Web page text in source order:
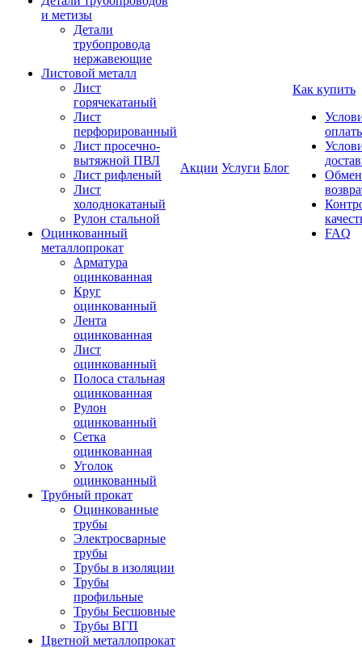
и метизы
Детали
трубопровода
нержавеющие
Листовой металл
Лист
горячекатаный
Лист
перфорированный
Лист просечно-
вытяжной ПВЛ
Лист рифленый
Лист
холоднокатаный
Рулон стальной
Оцинкованный
металлопрокат
Арматура
оцинкованная
Круг
оцинкованный
Лента
оцинкованная
Лист
оцинкованный
Полоса стальная
оцинкованная
Рулон
оцинкованный
Сетка
оцинкованная
Уголок
оцинкованный
Трубный прокат
Оцинкованные
трубы
Электросварные
трубы
Трубы в изоляции
Трубы
профильные
Трубы Бесшовные
Трубы ВГП
Цветной металлопрокат
Акции Услуги Блог
Как купить
FAQ